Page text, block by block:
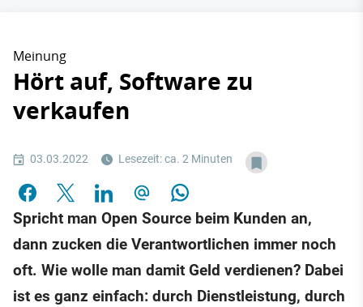
Meinung
Hört auf, Software zu
verkaufen
03.03.2022 Lesezeit: ca. 2 Minuten
Spricht man Open Source beim Kunden an,
dann zucken die Verantwortlichen immer noch
oft. Wie wolle man damit Geld verdienen? Dabei
ist es ganz einfach: durch Dienstleistung, durch